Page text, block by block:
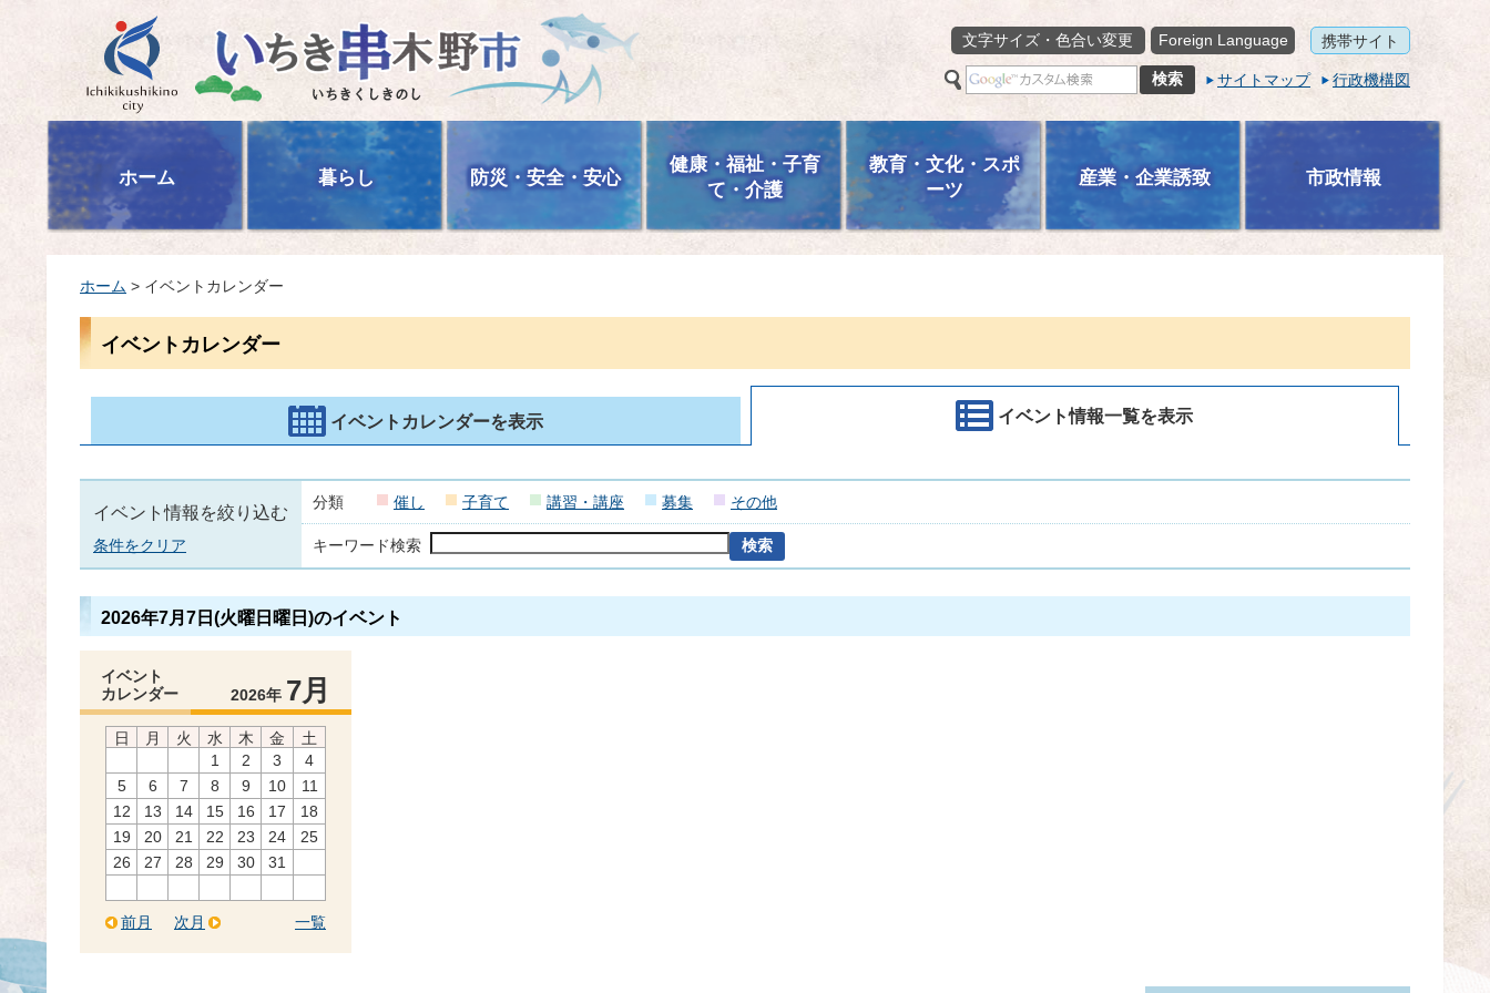
いちき串木野市
文字サイズ・色合い変更
Foreign Language 携帯サイト
サイトマップ 行政機構図
ホーム 暮らし 防災・安全・安心
健康・福祉・子育
て・介護
教育・文化・スポ
ーツ
産業・企業誘致 市政情報
ホーム > イベントカレンダー
イベントカレンダー
イベントカレンダーを表示 イベント情報一覧を表示
イベント情報を絞り込む
条件をクリア
分類 催し 子育て 講習・講座 募集 その他
キーワード検索
2026年7月7日(火曜日曜日)のイベント
イベント
カレンダー
2026年 7月
日 月 火 水 木 金
土
1
2 3
4
5
6 7 8 9 10
11
12
13 14 15 16 17
18
19
20 21 22 23 24
25
26
27 28 29 30 31
前月 一覧
次月